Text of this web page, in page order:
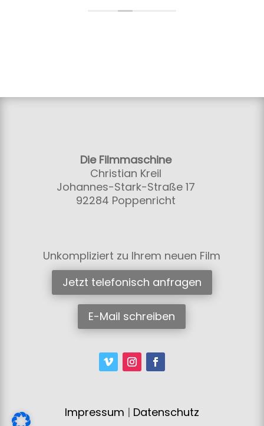
Die Filmmaschine
Christian Kreil
Johannes-Stark-Straße 17
92284 Poppenricht
Unkompliziert zu Ihrem neuen Film
Jetzt telefonisch anfragen
E-Mail schreiben
Impressum | Datenschutz